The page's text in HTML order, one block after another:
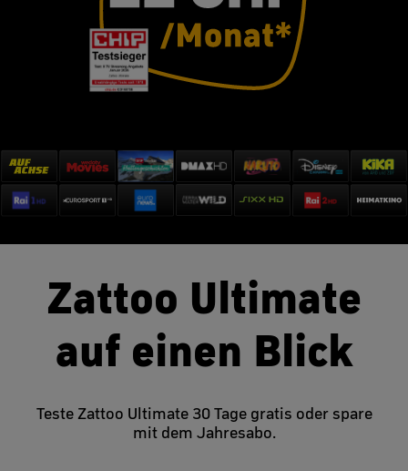
Zattoo Ultimate
auf einen Blick
Teste Zattoo Ultimate 30 Tage gratis oder spare
mit dem Jahresabo.